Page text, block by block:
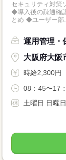
セキュリティ対策
◆導入後の疎通確
とめ ◆ユーザー部
運用管理・
大阪府大阪
時給2,300円
08：45〜17
土曜日 日曜